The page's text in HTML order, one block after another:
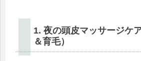
1. 夜の頭皮マッサージケ
＆育毛）